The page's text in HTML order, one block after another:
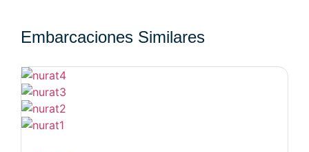
Embarcaciones Similares